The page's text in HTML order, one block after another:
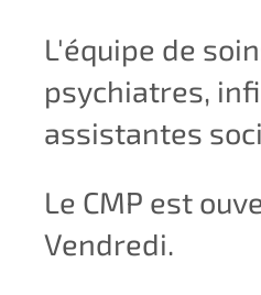
L'équipe de
psychiatres,
assistantes
Le CMP est
Vendredi.